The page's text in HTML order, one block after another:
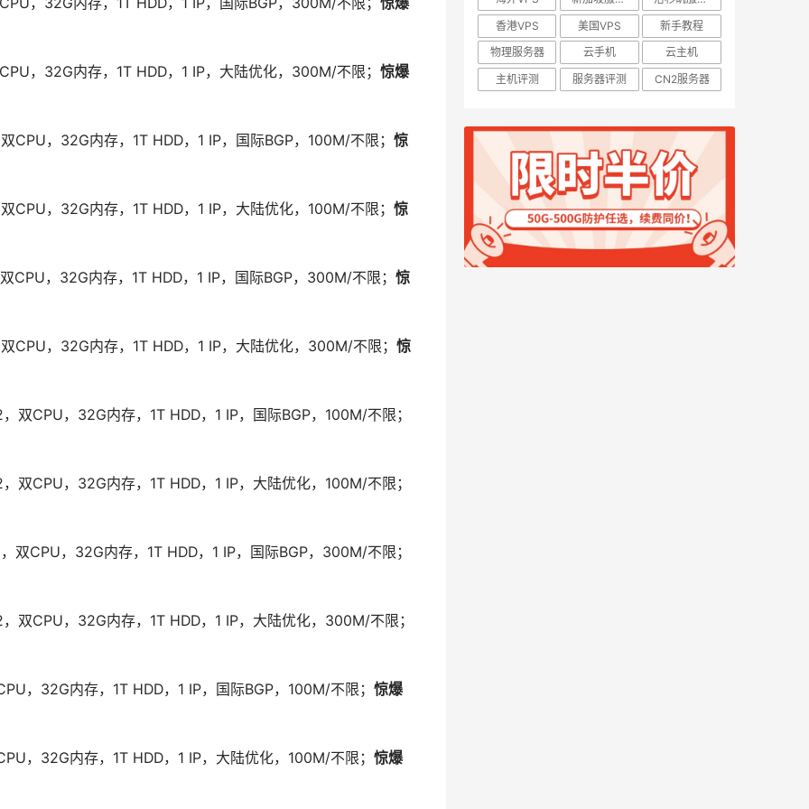
，32G内存，1T HDD，1 IP，大陆优化，300M/不限； 惊爆
，32G内存，1T HDD，1 IP，国际BGP，100M/不限； 惊
，32G内存，1T HDD，1 IP，大陆优化，100M/不限； 惊
，32G内存，1T HDD，1 IP，国际BGP，300M/不限； 惊
，32G内存，1T HDD，1 IP，大陆优化，300M/不限； 惊
CPU，32G内存，1T HDD，1 IP，国际BGP，100M/不限；
双CPU，32G内存，1T HDD，1 IP，大陆优化，100M/不限；
CPU，32G内存，1T HDD，1 IP，国际BGP，300M/不限；
双CPU，32G内存，1T HDD，1 IP，大陆优化，300M/不限；
，32G内存，1T HDD，1 IP，国际BGP，100M/不限； 惊爆
，32G内存，1T HDD，1 IP，大陆优化，100M/不限； 惊爆
香港VPS
美国VPS
新手教程
物理服务器
云手机
云主机
主机评测
服务器评测 CN2服务器